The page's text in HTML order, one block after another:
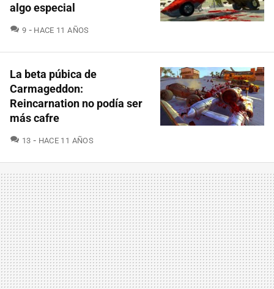
algo especial
9 COMENTARIOS
HACE 11 AÑOS
La beta púbica de
Carmageddon:
Reincarnation no podía ser
más cafre
13 COMENTARIOS
HACE 11 AÑOS